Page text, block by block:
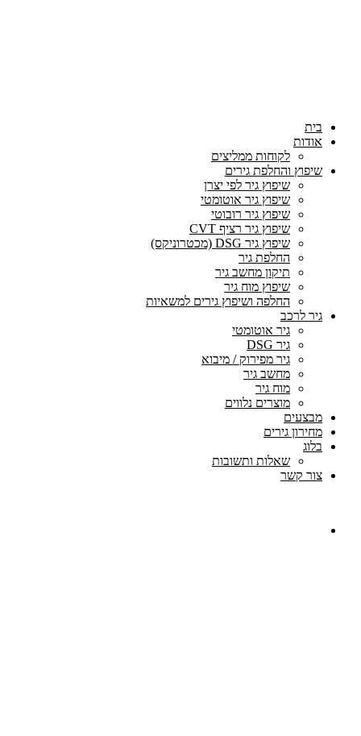
בית
אודות
לקוחות ממליצים
שיפוץ והחלפת גירים
שיפוץ גיר לפי יצרן
שיפוץ גיר אוטומטי
שיפוץ גיר רובוטי
שיפוץ גיר רציף CVT
שיפוץ גיר DSG (מכטרוניקס)
החלפת גיר
תיקון מחשב גיר
שיפוץ מוח גיר
החלפה ושיפוץ גירים למשאיות
גיר לרכב
גיר אוטומטי
גיר DSG
גיר מפירוק / מיבוא
מחשב גיר
מוח גיר
מוצרים נלווים
מבצעים
מחירון גירים
בלוג
שאלות ותשובות
צור קשר